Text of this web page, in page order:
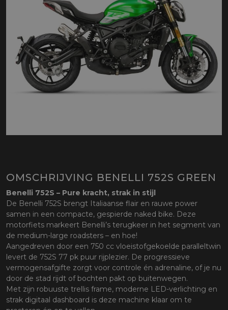
OMSCHRIJVING BENELLI 752S GREEN
Benelli 752S – Pure kracht, strak in stijl
De Benelli 752S brengt Italiaanse flair en rauwe power
samen in een compacte, gespierde naked bike. Deze
motorfiets markeert Benelli’s terugkeer in het segment van
de medium-large roadsters – en hoe!
Aangedreven door een 750 cc vloeistofgekoelde paralleltwin
levert de 752S 77 pk puur rijplezier. De progressieve
vermogensafgifte zorgt voor controle én adrenaline, of je nu
door de stad rijdt of bochten pakt op buitenwegen.
Met zijn robuuste trellis frame, moderne LED-verlichting en
strak digitaal dashboard is deze machine klaar om te